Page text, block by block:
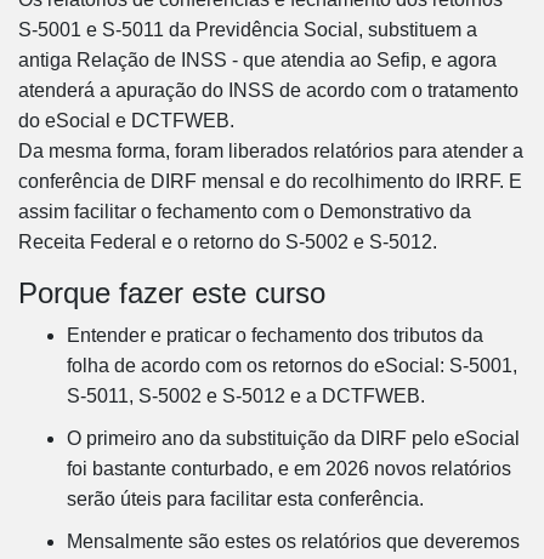
S-5001 e S-5011 da Previdência Social, substituem a
antiga Relação de INSS - que atendia ao Sefip, e agora
atenderá a apuração do INSS de acordo com o tratamento
do eSocial e DCTFWEB.
Da mesma forma, foram liberados relatórios para atender a
conferência de DIRF mensal e do recolhimento do IRRF. E
assim facilitar o fechamento com o Demonstrativo da
Receita Federal e o retorno do S-5002 e S-5012.
Porque fazer este curso
Entender e praticar o fechamento dos tributos da
folha de acordo com os retornos do eSocial: S-5001,
S-5011, S-5002 e S-5012 e a DCTFWEB.
O primeiro ano da substituição da DIRF pelo eSocial
foi bastante conturbado, e em 2026 novos relatórios
serão úteis para facilitar esta conferência.
Mensalmente são estes os relatórios que deveremos